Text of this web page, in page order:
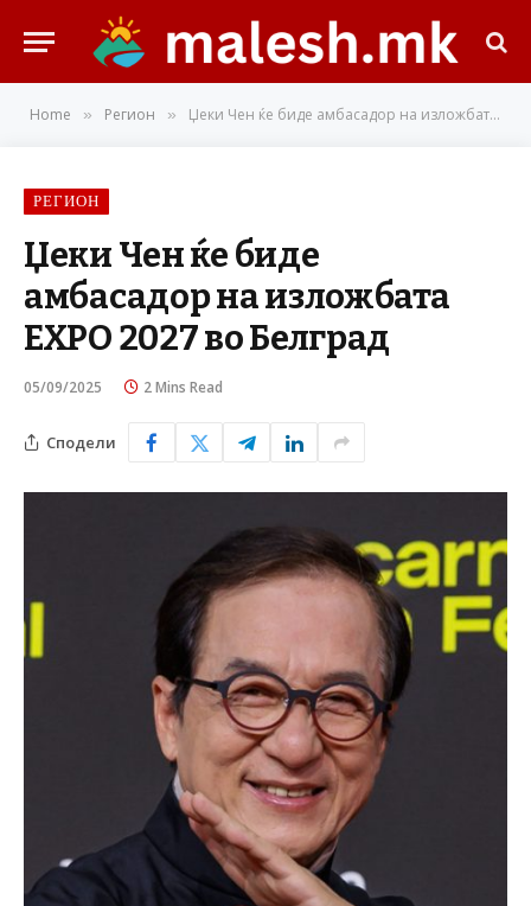
Home » Регион » Џеки Чен ќе биде амбасадор на изложбата EXPO 2027 во Белград
РЕГИОН
Џеки Чен ќе биде
амбасадор на изложбата
EXPO 2027 во Белград
05/09/2025 2 Mins Read
Сподели